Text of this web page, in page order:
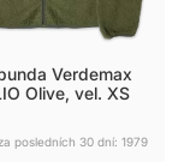
Verdemax
Olive, vel. XS
posledních 30 dní: 1979